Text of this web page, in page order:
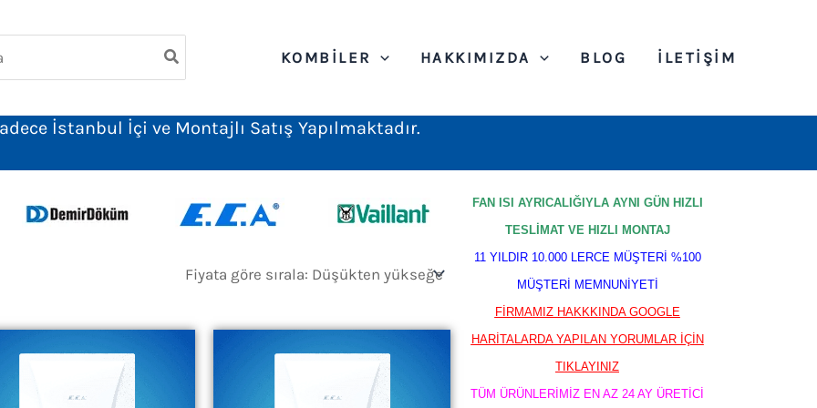
KOMBILER HAKKIMIZDA BLOG İLETIŞIM
İstanbul İçi ve Montajlı Satış Yapılmaktadır.
FAN ISI AYRICALIĞIYLA AYNI GÜN HIZLI
TESLİMAT VE HIZLI MONTAJ
11 YILDIR 10.000 LERCE MÜŞTERİ %100
MÜŞTERİ MEMNUNİYETİ
FİRMAMIZ HAKKKINDA GOOGLE
HARİTALARDA YAPILAN YORUMLAR İÇİN
TIKLAYINIZ
TÜM ÜRÜNLERİMİZ EN AZ 24 AY ÜRETİCİ